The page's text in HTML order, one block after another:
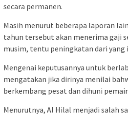
secara permanen.
Masih menurut beberapa laporan
tahun tersebut akan menerima gaji
musim, tentu peningkatan dari yang
Mengenai keputusannya untuk
mengatakan jika dirinya menilai
berkembang pesat dan dihuni
Menurutnya, Al Hilal menjadi salah